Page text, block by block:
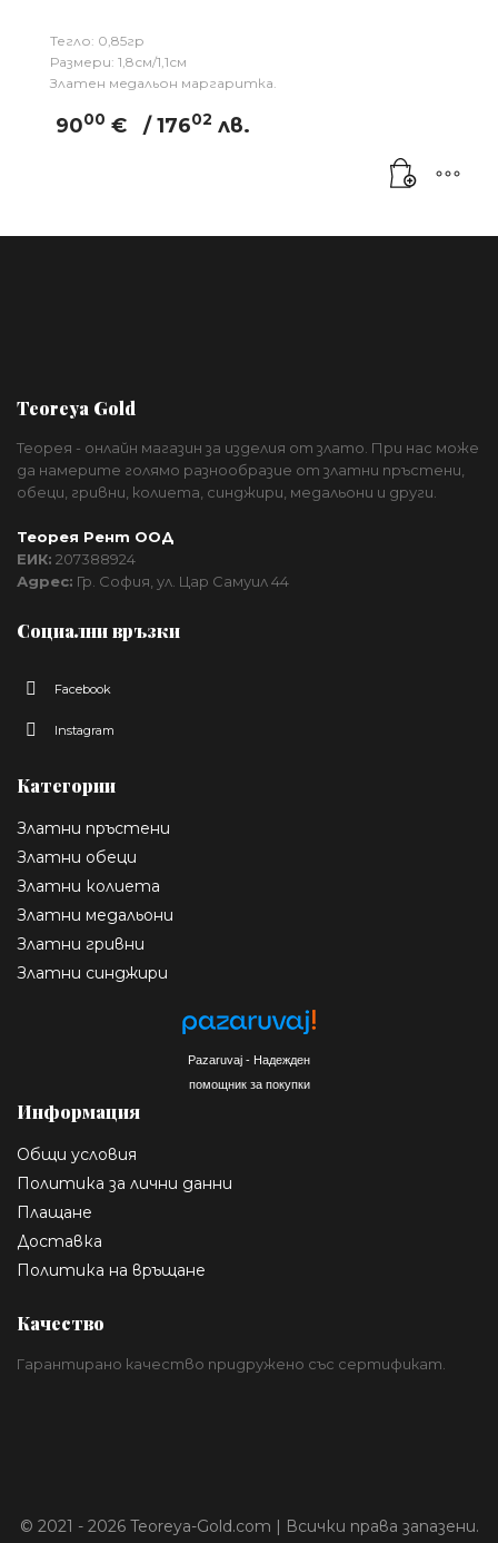
Тегло: 0,85гр
Размери: 1,8см/1,1см
Златен медальон маргаритка.
9000 € / 17602 лв.
Teoreya Gold
Теорея - онлайн магазин за изделия от злато. При нас може
да намерите голямо разнообразие от златни пръстени,
обеци, гривни, колиета, синджири, медальони и други.
Теорея Рент ООД
ЕИК: 207388924
Адрес: Гр. София, ул. Цар Самуил 44
Социални връзки
Facebook
Instagram
Категории
Златни пръстени
Златни обеци
Златни колиета
Златни медальони
Златни гривни
Златни синджири
Pazaruvaj - Надежден
помощник за покупки
Информация
Общи условия
Политика за лични данни
Плащане
Доставка
Политика на връщане
Качество
Гарантирано качество придружено със сертификат.
© 2021 - 2026 Teoreya-Gold.com | Всички права запазени.